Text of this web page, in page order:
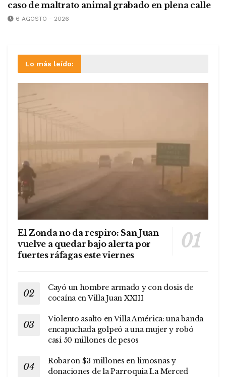
caso de maltrato animal grabado en plena calle
6 AGOSTO - 2026
Lo más leído:
El Zonda no da respiro: San Juan
vuelve a quedar bajo alerta por
fuertes ráfagas este viernes
Cayó un hombre armado y con dosis de
cocaína en Villa Juan XXIII
Violento asalto en Villa América: una banda
encapuchada golpeó a una mujer y robó
casi 50 millones de pesos
Robaron $3 millones en limosnas y
donaciones de la Parroquia La Merced